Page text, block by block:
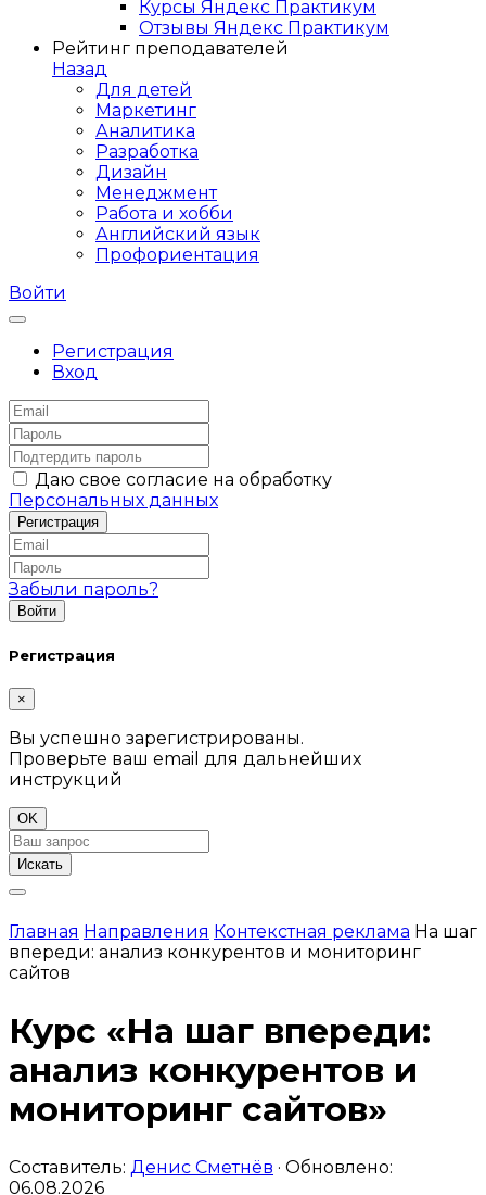
Курсы Яндекс Практикум
Отзывы Яндекс Практикум
Рейтинг преподавателей
Назад
Для детей
Маркетинг
Аналитика
Разработка
Дизайн
Менеджмент
Работа и хобби
Английский язык
Профориентация
Войти
Регистрация
Вход
Даю свое согласие на обработку
Персональных данных
Забыли пароль?
Регистрация
×
Вы успешно зарегистрированы.
Проверьте ваш email для дальнейших
инструкций
OK
Искать
Главная Направления Контекстная реклама На шаг
впереди: анализ конкурентов и мониторинг
сайтов
Курс «На шаг впереди:
анализ конкурентов и
мониторинг сайтов»
Составитель: Денис Сметнёв · Обновлено:
06.08.2026